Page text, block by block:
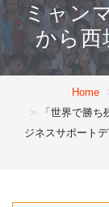
ミャン
から
Home
「世界で勝
ジネスサポート